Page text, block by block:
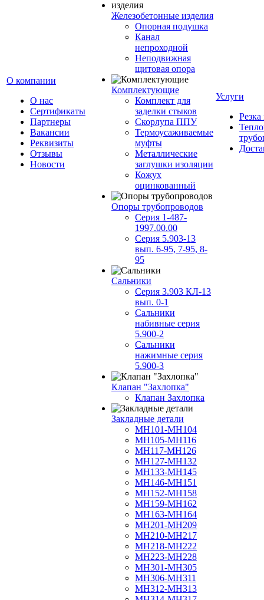
О компании
О нас
Сертификаты
Партнеры
Вакансии
Реквизиты
Отзывы
Новости
Железобетонные изделия
Опорная подушка
Канал
непроходной
Неподвижная
щитовая опора
Комплектующие
Комплект для
заделки стыков
Скорлупа ППУ
Термоусаживаемые
муфты
Металлические
заглушки изоляции
Кожух
оцинкованный
Опоры трубопроводов
Серия 1-487-
1997.00.00
Серия 5.903-13
вып. 6-95, 7-95, 8-
95
Сальники
Серия 3.903 КЛ-13
вып. 0-1
Сальники
набивные серия
5.900-2
Сальники
нажимные серия
5.900-3
Клапан "Захлопка"
Клапан Захлопка
Закладные детали
МН101-МН104
МН105-МН116
МН117-МН126
МН127-МН132
МН133-МН145
МН146-МН151
МН152-МН158
МН159-МН162
МН163-МН164
МН201-МН209
МН210-МН217
МН218-МН222
МН223-МН228
МН301-МН305
МН306-МН311
МН312-МН313
Услуги
Резка